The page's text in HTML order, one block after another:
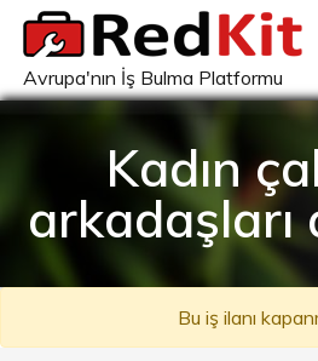
Avrupa'nın İş Bulma Platformu
Kadın
arkadaşları
Bu iş ilanı